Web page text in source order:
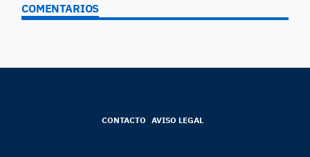
COMENTARIOS
CONTACTO AVISO LEGAL